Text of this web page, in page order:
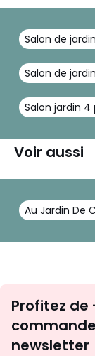
Salon de
Salon de
Salon jardin 4
Voir aussi
Au Jardin De
Profitez de
newsletter